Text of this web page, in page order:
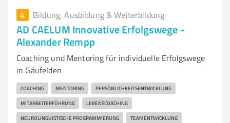
4 Bildung, Ausbildung & Weiterbildung
AD CAELUM Innovative Erfolgswege -
Alexander Rempp
Coaching und Mentoring für individuelle Erfolgswege
in Gäufelden
COACHING MENTORING PERSÖNLICHKEITSENTWICKLUNG
MITARBEITERFÜHRUNG LEBENSCOACHING
NEUROLINGUISTISCHE PROGRAMMIERUNG TEAMENTWICKLUNG